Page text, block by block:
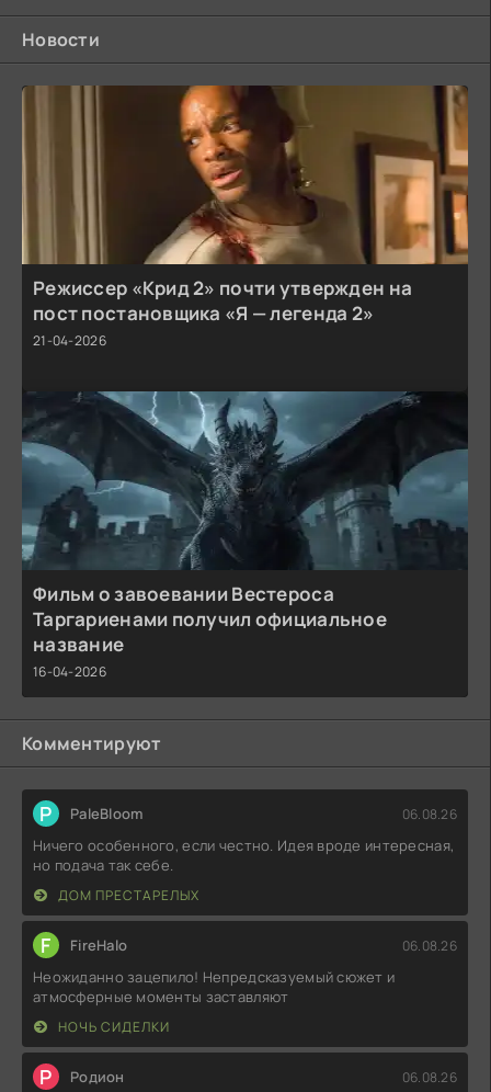
Новости
Режиссер «Крид 2» почти утвержден на
пост постановщика «Я — легенда 2»
21-04-2026
Фильм о завоевании Вестероса
Таргариенами получил официальное
название
16-04-2026
Комментируют
P PaleBloom 06.08.26
Ничего особенного, если честно. Идея вроде интересная,
но подача так себе.
ДОМ ПРЕСТАРЕЛЫХ
F FireHalo 06.08.26
Неожиданно зацепило! Непредсказуемый сюжет и
атмосферные моменты заставляют
НОЧЬ СИДЕЛКИ
Р Родион 06.08.26